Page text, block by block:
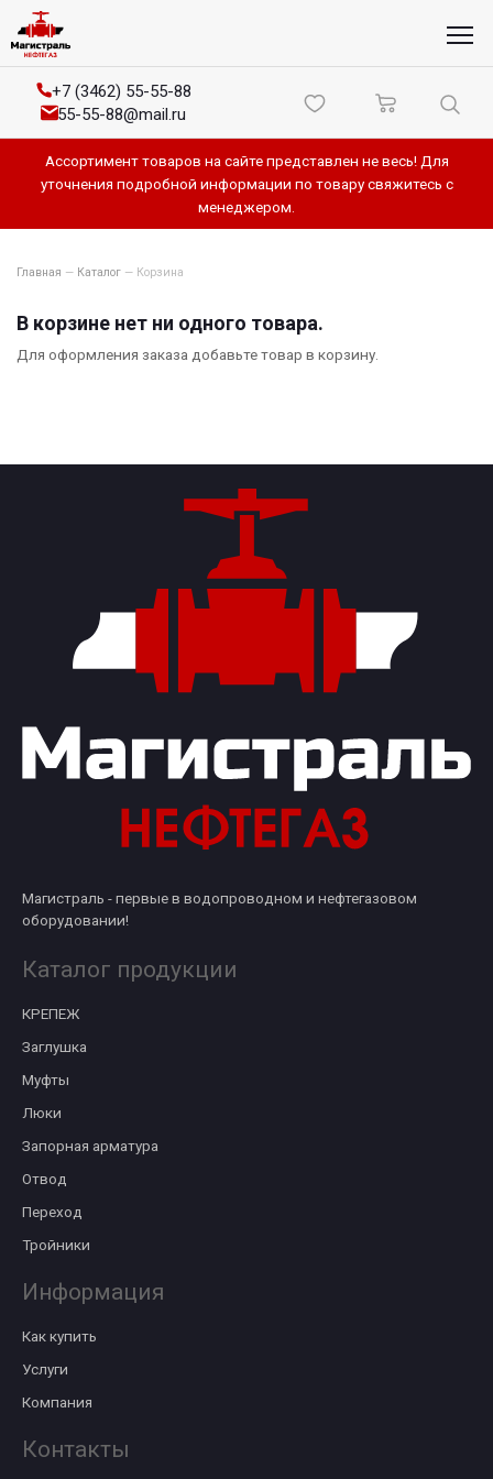
+7 (3462) 55-55-88
55-55-88@mail.ru
Ассортимент товаров на сайте представлен не весь! Для
уточнения подробной информации по товару свяжитесь с
менеджером.
Главная — Каталог — Корзина
В корзине нет ни одного товара.
Для оформления заказа добавьте товар в корзину.
Магистраль - первые в водопроводном и нефтегазовом
оборудовании!
Каталог продукции
КРЕПЕЖ
Заглушка
Муфты
Люки
Запорная арматура
Отвод
Переход
Тройники
Информация
Как купить
Услуги
Компания
Контакты